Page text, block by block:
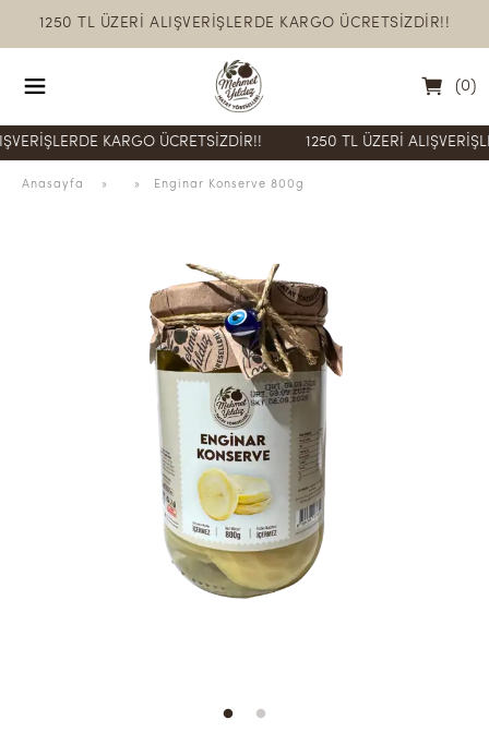
1250 TL ÜZERİ ALIŞVERİŞLERDE KARGO ÜCRETSİZDİR!!
(0)
KARGO ÜCRETSİZDİR!! 1250 TL ÜZERİ
Anasayfa » » Enginar Konserve 800g